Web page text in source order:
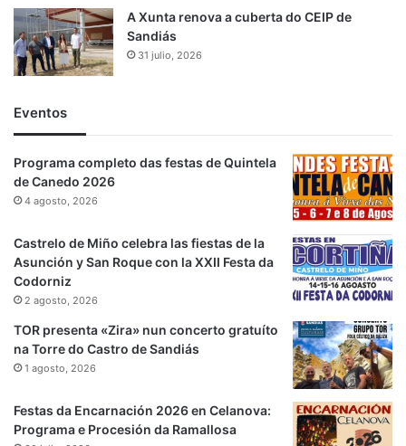
A Xunta renova a cuberta do CEIP de
Sandiás
31 julio, 2026
Eventos
Programa completo das festas de Quintela
de Canedo 2026
4 agosto, 2026
Castrelo de Miño celebra las fiestas de la
Asunción y San Roque con la XXII Festa da
Codorniz
2 agosto, 2026
TOR presenta «Zira» nun concerto gratuíto
na Torre do Castro de Sandiás
1 agosto, 2026
Festas da Encarnación 2026 en Celanova:
Programa e Procesión da Ramallosa